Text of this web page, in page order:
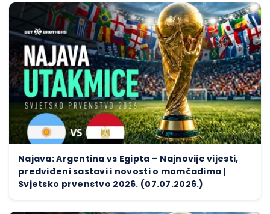
Najava: Argentina vs Egipta – Najnovije vijesti,
predviđeni sastavi i novosti o momčadima |
Svjetsko prvenstvo 2026. (07.07.2026.)